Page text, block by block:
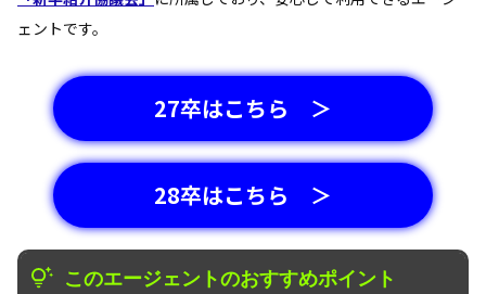
ェントです。
27卒はこちら ＞
28卒はこちら ＞
このエージェントのおすすめポイント